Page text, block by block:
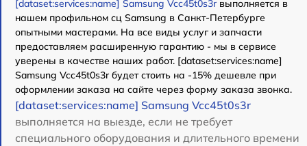
[dataset:services:name] Samsung Vcc45t0s3rвыполняется в
нашем профильном сц Samsung в Санкт-Петербурге
опытными мастерами. На все виды услуг и запчасти
предоставляем расширенную гарантию - мы в сервисе
уверены в качестве наших работ. [dataset:services:name]
Samsung Vcc45t0s3r будет стоить на -15% дешевле при
оформлении заказа на сайте через форму заказа звонка.
[dataset:services:name] Samsung Vcc45t0s3r
выполняется на выезде, если не требует
специального оборудования и длительного времени